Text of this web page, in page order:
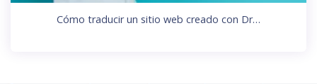
Cómo traducir un sitio web creado con Dr…